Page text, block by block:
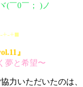
(￣0￣； )ノ
+-+■
』
夢と希望〜
力いただいたのは、